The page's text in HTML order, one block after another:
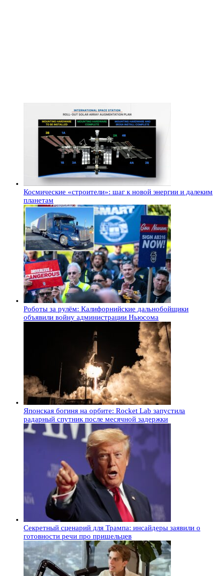
Космические «строители»: шаг к новой энергии и далеким
планетам
Роботы за рулём: Калифорнийские дальнобойщики
объявили войну администрации Ньюсома
Японская богиня на орбите: Rocket Lab запустила
радарный спутник после месячной задержки
Секретный сценарий для Трампа: инсайдеры заявили о
готовности речи про пришельцев